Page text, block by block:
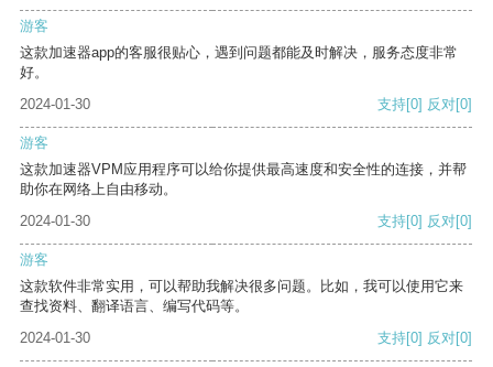
游客
这款加速器app的客服很贴心，遇到问题都能及时解决，服务态度非常
好。
2024-01-30
支持[0] 反对[0]
游客
这款加速器VPM应用程序可以给你提供最高速度和安全性的连接，并帮
助你在网络上自由移动。
2024-01-30
支持[0] 反对[0]
游客
这款软件非常实用，可以帮助我解决很多问题。比如，我可以使用它来
查找资料、翻译语言、编写代码等。
2024-01-30
支持[0] 反对[0]